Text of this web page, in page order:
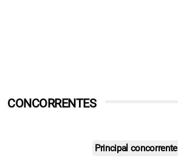
CONCORRENTES
Principal concorrente